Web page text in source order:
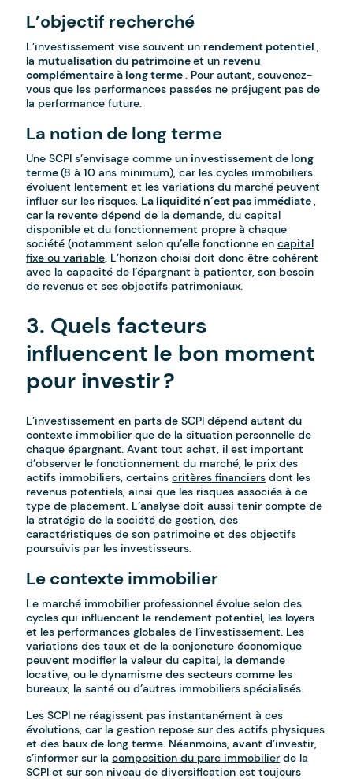
L’objectif recherché
L’investissement vise souvent unrendement potentiel,
lamutualisation du patrimoineet unrevenu
complémentaire à long terme. Pour autant, souvenez-
vous que les performances passées ne préjugent pas de
la performance future.
La notion de long terme
Une SCPI s’envisage comme uninvestissement de long
terme(8 à 10 ans minimum), car les cycles immobiliers
évoluent lentement et les variations du marché peuvent
influer sur les risques. La liquidité n’est pas immédiate,
car la revente dépend de la demande, du capital
disponible et du fonctionnement propre à chaque
société (notamment selon qu’elle fonctionne encapital
fixe ou variable. L’horizon choisi doit donc être cohérent
avec la capacité de l’épargnant à patienter, son besoin
de revenus et ses objectifs patrimoniaux.
3. Quels facteurs
influencent le bon moment
pour investir ?
L’investissement en parts de SCPI dépend autant du
contexte immobilier que de la situation personnelle de
chaque épargnant. Avant tout achat, il est important
d’observer le fonctionnement du marché, le prix des
actifs immobiliers, certainscritères financiers dont les
revenus potentiels, ainsi que les risques associés à ce
type de placement. L’analyse doit aussi tenir compte de
la stratégie de la société de gestion, des
caractéristiques de son patrimoine et des objectifs
poursuivis par les investisseurs.
Le contexte immobilier
Le marché immobilier professionnel évolue selon des
cycles qui influencent le rendement potentiel, les loyers
et les performances globales de l’investissement. Les
variations des taux et de la conjoncture économique
peuvent modifier la valeur du capital, la demande
locative, ou le dynamisme des secteurs comme les
bureaux, la santé ou d’autres immobiliers spécialisés.
Les SCPI ne réagissent pas instantanément à ces
évolutions, car la gestion repose sur des actifs physiques
et des baux de long terme. Néanmoins, avant d’investir,
s’informer sur lacomposition du parc immobilier de la
SCPI et sur son niveau de diversification est toujours